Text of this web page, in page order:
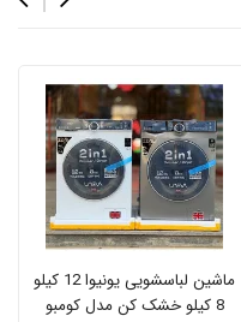
ماشین لباسشویی یونیوا 12 کیلو
8 کیلو خشک کن مدل کومبو